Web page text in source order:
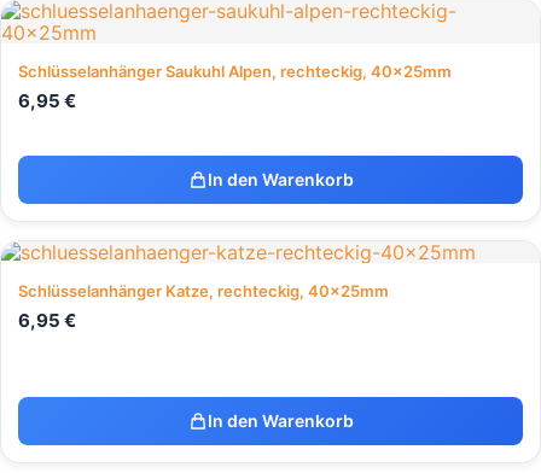
Schlüsselanhänger Saukuhl Alpen, rechteckig, 40x25mm
6,95 €
In den Warenkorb
Schlüsselanhänger Katze, rechteckig, 40x25mm
6,95 €
In den Warenkorb